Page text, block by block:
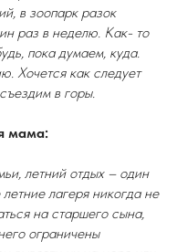
в зоопарк разок
раз в неделю. Как- то
пока думаем, куда.
Хочется как следует
в горы.
мама:
летний отдых – один
лагеря никогда не
на старшего сына,
ограничены